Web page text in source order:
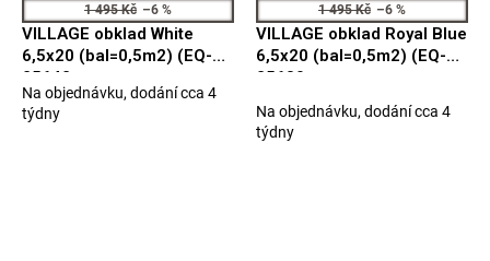
1 495 Kč –6 %
VILLAGE obklad White
6,5x20 (bal=0,5m2) (EQ-3)
25642
Průměrné
hodnocení
Na objednávku, dodání cca 4
týdny
1 495 Kč –6 %
VILLAGE obklad Royal Blue
6,5x20 (bal=0,5m2) (EQ-3)
25630
Na objednávku, dodání cca 4
týdny